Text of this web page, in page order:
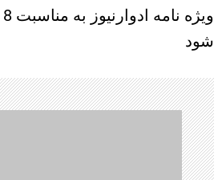
ه
ر
ی
شود